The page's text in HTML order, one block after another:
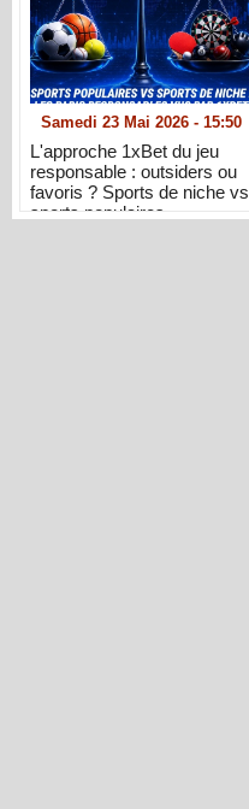
Samedi 23 Mai 2026 - 15:50
L'approche 1xBet du jeu
responsable : outsiders ou
favoris ? Sports de niche vs
sports populaires